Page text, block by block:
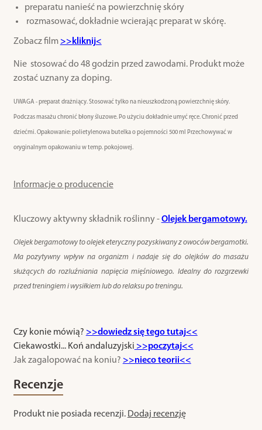
preparatu nanieść na powierzchnię skóry
rozmasować, dokładnie wcierając preparat w skórę.
Zobacz film >>kliknij<
Nie stosować do 48 godzin przed zawodami. Produkt może
zostać uznany za doping.
UWAGA - preparat drażniący. Stosować tylko na nieuszkodzoną powierzchnię skóry.
Podczas masażu chronić błony śluzowe. Po użyciu dokładnie umyć ręce. Chronić przed
dziećmi.Opakowanie: polietylenowa butelka o pojemności 500 ml Przechowywać w
oryginalnym opakowaniu w temp. pokojowej.
Informacje o producencie
Kluczowy aktywny składnik roślinny -Olejek bergamotowy.
Olejek bergamotowy to olejek eteryczny pozyskiwany z owoców bergamotki.
Ma pozytywny wpływ na organizm i nadaje się do olejków do masażu
służących do rozluźniania napięcia mięśniowego. Idealny do rozgrzewki
przed treningiem i wysiłkiem lub do relaksu po treningu.
Czy konie mówią? >>dowiedz się tego tutaj<<
Ciekawostki... Koń andaluzyjski >>poczytaj<<
Jak zagalopować na koniu? >>nieco teorii<<
Recenzje
Produkt nie posiada recenzji. Dodaj recenzję